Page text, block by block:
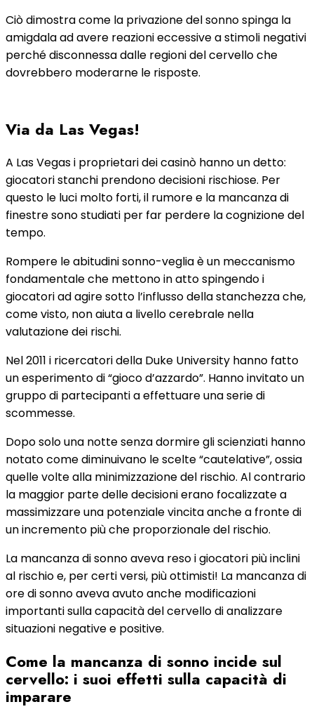
Ciò dimostra come la privazione del sonno spinga la
amigdala ad avere reazioni eccessive a stimoli negativi
perché disconnessa dalle regioni del cervello che
dovrebbero moderarne le risposte.
Via da Las Vegas!
A Las Vegas i proprietari dei casinò hanno un detto:
giocatori stanchi prendono decisioni rischiose. Per
questo le luci molto forti, il rumore e la mancanza di
finestre sono studiati per far perdere la cognizione del
tempo.
Rompere le abitudini sonno-veglia è un meccanismo
fondamentale che mettono in atto spingendo i
giocatori ad agire sotto l’influsso della stanchezza che,
come visto, non aiuta a livello cerebrale nella
valutazione dei rischi.
Nel 2011 i ricercatori della Duke University hanno fatto
un esperimento di “gioco d’azzardo”. Hanno invitato un
gruppo di partecipanti a effettuare una serie di
scommesse.
Dopo solo una notte senza dormire gli scienziati hanno
notato come diminuivano le scelte “cautelative”, ossia
quelle volte alla minimizzazione del rischio. Al contrario
la maggior parte delle decisioni erano focalizzate a
massimizzare una potenziale vincita anche a fronte di
un incremento più che proporzionale del rischio.
La mancanza di sonno aveva reso i giocatori più inclini
al rischio e, per certi versi, più ottimisti! La mancanza di
ore di sonno aveva avuto anche modificazioni
importanti sulla capacità del cervello di analizzare
situazioni negative e positive.
Come la mancanza di sonno incide sul
cervello: i suoi effetti sulla capacità di
imparare